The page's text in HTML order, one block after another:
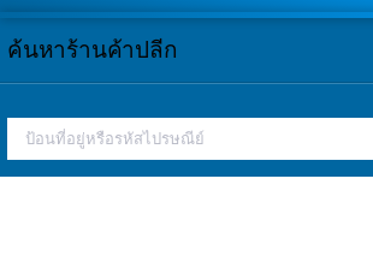
ค้นหาร้านค้าปลีก